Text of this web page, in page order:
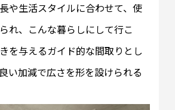
や生活スタイルに合わせて、使
れ、こんな暮らしにして行こ
を与えるガイド的な間取りとし
い加減で広さを形を設けられる